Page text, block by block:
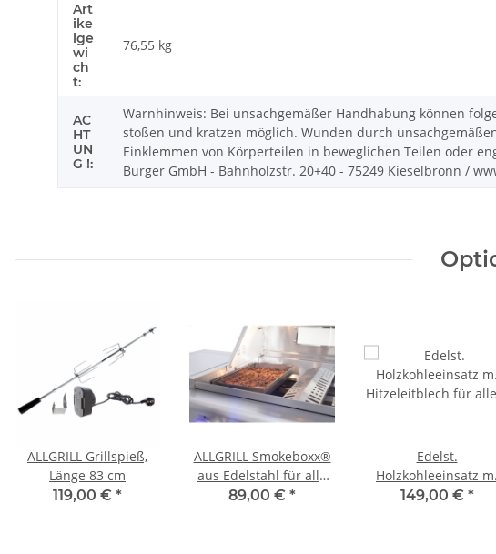
Art
ike
lge
wi
ch
t:
76,55 kg
AC
HT
UN
G !:
Warnhinweis: Bei unsachgemäßer Handhabung können
stoßen und kratzen möglich. Wunden durch
Einklemmen von Körperteilen in beweglichen Teilen oder
Burger GmbH - Bahnholzstr. 20+40 - 75249 Kieselbronn /
ALLGRILL Grillspieß,
Länge 83 cm
119,00 € *
ALLGRILL Smokeboxx®
aus Edelstahl für alle
Modelle ab Allrounder
89,00 € *
Edelst.
Holzkohleeinsatz m.
Hitzeleitblech für alle
149,00 € *